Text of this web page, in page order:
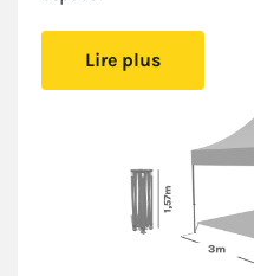
finition antirouille
votre équipement. De
enduction PU est
efficacement votre
soleil. Ce barnum se
et se range sans
facilitant son transport
Lire plus